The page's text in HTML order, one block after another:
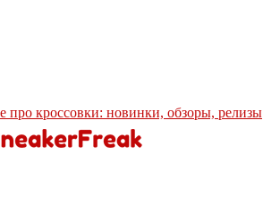
про кроссовки: новинки, обзоры, релизы